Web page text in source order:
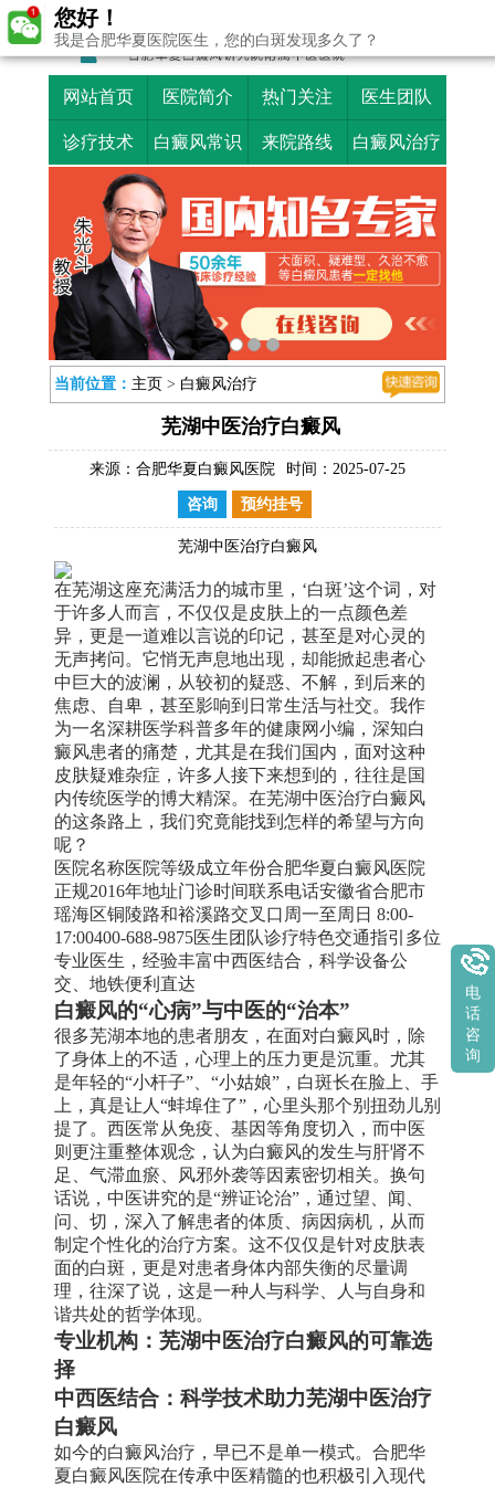
网站首页 医院简介 热门关注 医生团队
诊疗技术 白癜风常识 来院路线 白癜风治疗
当前位置： 主页 > 白癜风治疗
芜湖中医治疗白癜风
来源： 合肥华夏白癜风医院 时间：2025-07-25
咨询 预约挂号
芜湖中医治疗白癜风
在芜湖这座充满活力的城市里，‘白斑’这个词，对
于许多人而言，不仅仅是皮肤上的一点颜色差
异，更是一道难以言说的印记，甚至是对心灵的
无声拷问。它悄无声息地出现，却能掀起患者心
中巨大的波澜，从较初的疑惑、不解，到后来的
焦虑、自卑，甚至影响到日常生活与社交。我作
为一名深耕医学科普多年的健康网小编，深知白
癜风患者的痛楚，尤其是在我们国内，面对这种
皮肤疑难杂症，许多人接下来想到的，往往是国
内传统医学的博大精深。在芜湖中医治疗白癜风
的这条路上，我们究竟能找到怎样的希望与方向
呢？
医院名称医院等级成立年份合肥华夏白癜风医院
正规2016年地址门诊时间联系电话安徽省合肥市
瑶海区铜陵路和裕溪路交叉口周一至周日 8:00-
17:00400-688-9875医生团队诊疗特色交通指引多位
专业医生，经验丰富中西医结合，科学设备公
交、地铁便利直达
白癜风的“心病”与中医的“治本”
很多芜湖本地的患者朋友，在面对白癜风时，除
了身体上的不适，心理上的压力更是沉重。尤其
是年轻的“小杆子”、“小姑娘”，白斑长在脸上、手
上，真是让人“蚌埠住了”，心里头那个别扭劲儿别
提了。西医常从免疫、基因等角度切入，而中医
则更注重整体观念，认为白癜风的发生与肝肾不
足、气滞血瘀、风邪外袭等因素密切相关。换句
话说，中医讲究的是“辨证论治”，通过望、闻、
问、切，深入了解患者的体质、病因病机，从而
制定个性化的治疗方案。这不仅仅是针对皮肤表
面的白斑，更是对患者身体内部失衡的尽量调
理，往深了说，这是一种人与科学、人与自身和
谐共处的哲学体现。
专业机构：芜湖中医治疗白癜风的可靠选
择
中西医结合：科学技术助力芜湖中医治疗
白癜风
如今的白癜风治疗，早已不是单一模式。合肥华
夏白癜风医院在传承中医精髓的也积极引入现代
您好！
我是合肥华夏医院医生，您的白斑发现多久了？
电
话
咨
询